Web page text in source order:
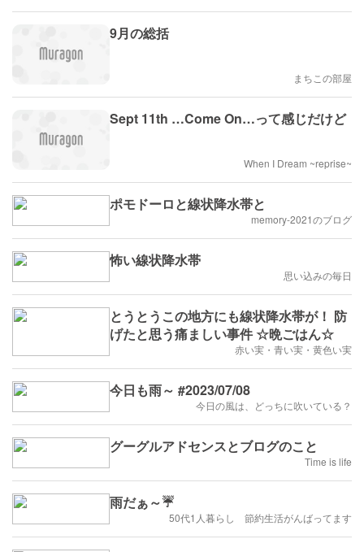
9月の総括
まちこの部屋
Sept 11th …Come On…って感じだけど
When I Dream ~reprise~
ポモドーロと線状降水帯と
memory-2021のブログ
怖い線状降水帯
思い込みの毎日
とうとうこの地方にも線状降水帯が！ 防
げたと思う痛ましい事件 ☆晩ごはん☆
赤い実・青い実・黄色い実
今日も雨～ #2023/07/08
今日の風は、どっちに吹いている？
グーグルアドセンスとブログのこと
Time is life
雨だぁ～☔
50代1人暮らし 節約生活がんばってます